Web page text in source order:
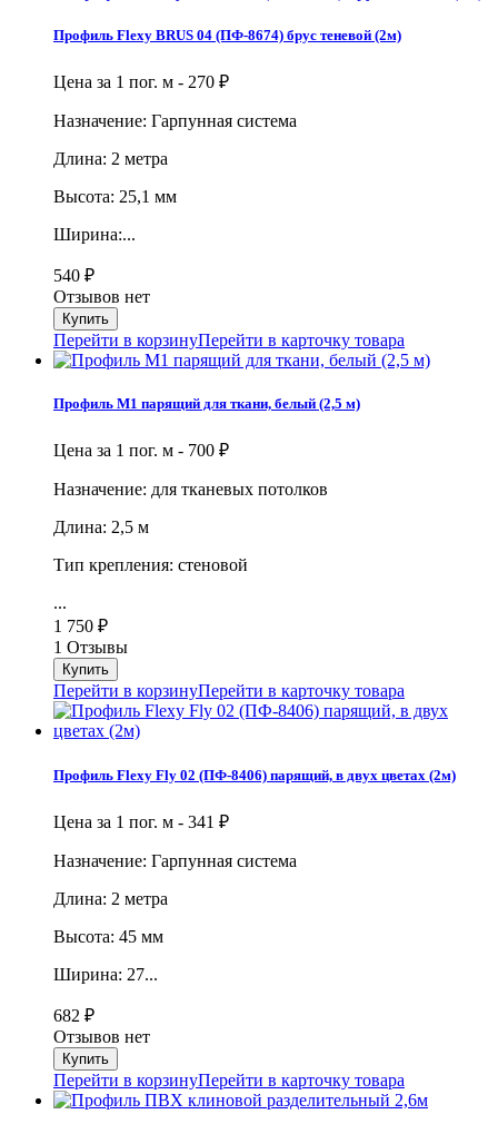
Профиль Flexy BRUS 04 (ПФ-8674) брус теневой (2м)
Цена за 1 пог. м - 270 ₽
Назначение: Гарпунная система
Длина: 2 метра
Высота: 25,1 мм
Ширина:...
540 ₽
Отзывов нет
Перейти в корзинуПерейти в карточку товара
Профиль М1 парящий для ткани, белый (2,5 м)
Цена за 1 пог. м - 700 ₽
Назначение: для тканевых потолков
Длина: 2,5 м
Тип крепления: стеновой
...
1 750 ₽
1 Отзывы
Перейти в корзинуПерейти в карточку товара
Профиль Flexy Fly 02 (ПФ-8406) парящий, в двух цветах (2м)
Цена за 1 пог. м - 341 ₽
Назначение: Гарпунная система
Длина: 2 метра
Высота: 45 мм
Ширина: 27...
682 ₽
Отзывов нет
Перейти в корзинуПерейти в карточку товара